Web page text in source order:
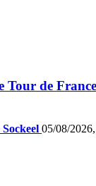
Tour de
05/08/